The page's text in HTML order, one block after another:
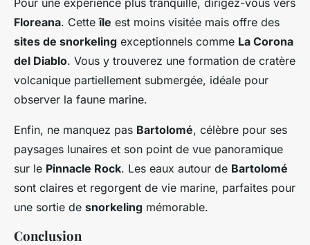
Floreana. Cetteîle est moins visitée mais offre des
sites de snorkeling exceptionnels comme La Corona
del Diablo. Vous y trouverez une formation de cratère
volcanique partiellement submergée, idéale pour
observer la faune marine.
Enfin, ne manquez pas Bartolomé, célèbre pour ses
paysages lunaires et son point de vue panoramique
sur le Pinnacle Rock. Les eaux autour de Bartolomé
sont claires et regorgent de vie marine, parfaites pour
une sortie de snorkeling mémorable.
Conclusion